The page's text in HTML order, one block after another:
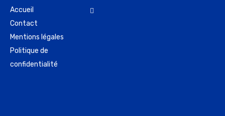
Accueil
Contact
Mentions légales
Politique de
confidentialité